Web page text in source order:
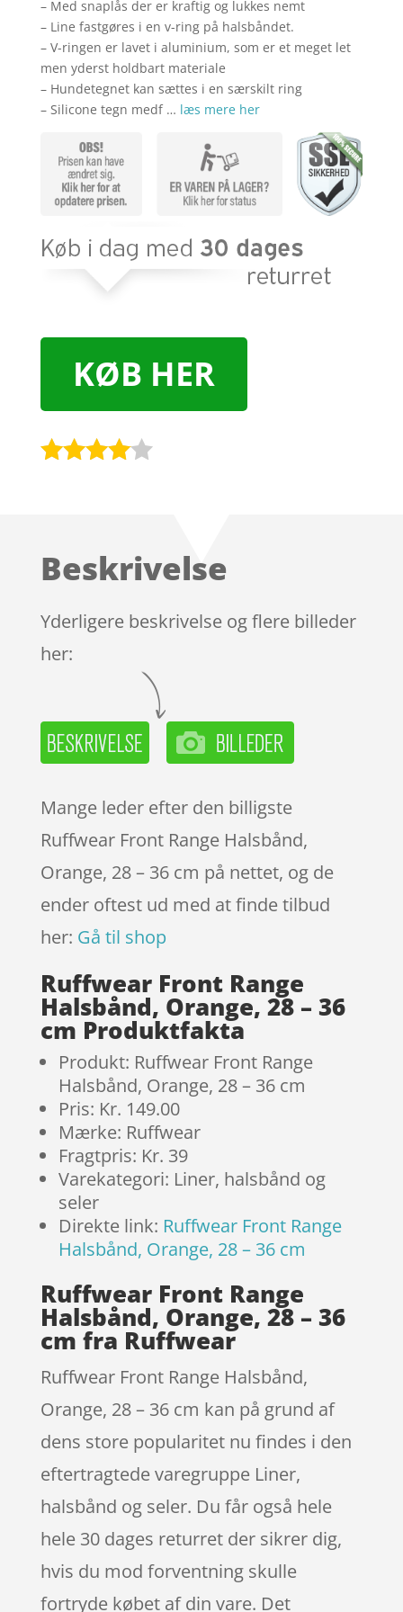
– Med snaplås der er kraftig og lukkes nemt
– Line fastgøres i en v-ring på halsbåndet.
– V-ringen er lavet i aluminium, som er et meget let
men yderst holdbart materiale
– Hundetegnet kan sættes i en særskilt ring
– Silicone tegn medf … læs mere her
KØB HER
på
ømmels
er
Beskrivelse
Yderligere beskrivelse og flere billeder
her:
Mange leder efter den billigste
Ruffwear Front Range Halsbånd,
Orange, 28 – 36 cm på nettet, og de
ender oftest ud med at finde tilbud
her: Gå til shop
Ruffwear Front Range
Halsbånd, Orange, 28 – 36
cm Produktfakta
Produkt: Ruffwear Front Range
Halsbånd, Orange, 28 – 36 cm
Pris: Kr. 149.00
Mærke: Ruffwear
Fragtpris: Kr. 39
Varekategori: Liner, halsbånd og
seler
Direkte link: Ruffwear Front Range
Halsbånd, Orange, 28 – 36 cm
Ruffwear Front Range
Halsbånd, Orange, 28 – 36
cm fra Ruffwear
Ruffwear Front Range Halsbånd,
Orange, 28 – 36 cm kan på grund af
dens store popularitet nu findes i den
eftertragtede varegruppe Liner,
halsbånd og seler. Du får også hele
hele 30 dages returret der sikrer dig,
hvis du mod forventning skulle
fortryde købet af din vare. Det